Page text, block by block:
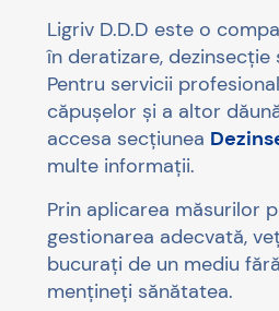
Ligriv D.D.D este o
în deratizare, dezinsecție
Pentru servicii
căpușelor și a altor
accesa secțiunea
multe informații.
Prin aplicarea măsurilor
gestionarea adecvată,
bucurați de un mediu
mențineți sănătatea.